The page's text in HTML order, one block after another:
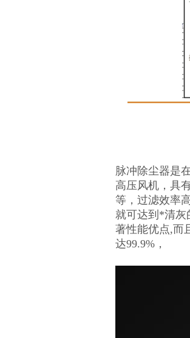
脉冲除尘器是
高压风机，具
等，过滤效率
就可达到*清灰
著性能优点,而
达99.9%，